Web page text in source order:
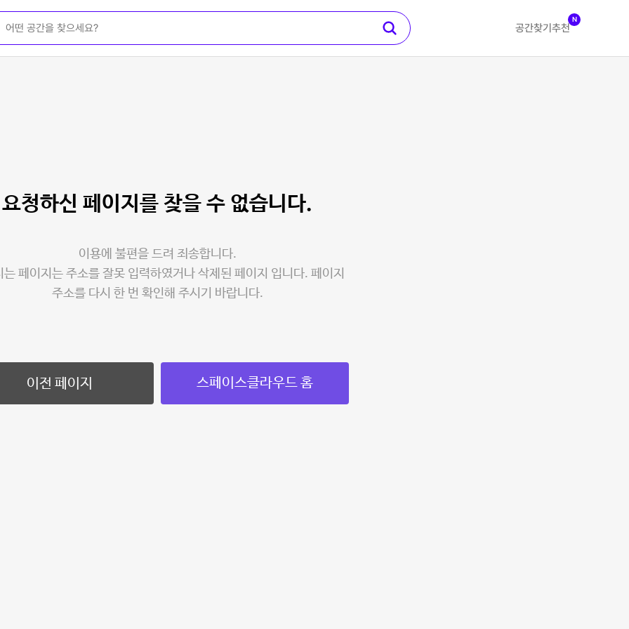
공간찾기 추천
N
요청하신 페이지를 찾을 수 없습니다.
이용에 불편을 드려 죄송합니다.
는 페이지는 주소를 잘못 입력하였거나 삭제된 페이지 입니다. 페이지
주소를 다시 한 번 확인해 주시기 바랍니다.
이전 페이지 스페이스클라우드 홈